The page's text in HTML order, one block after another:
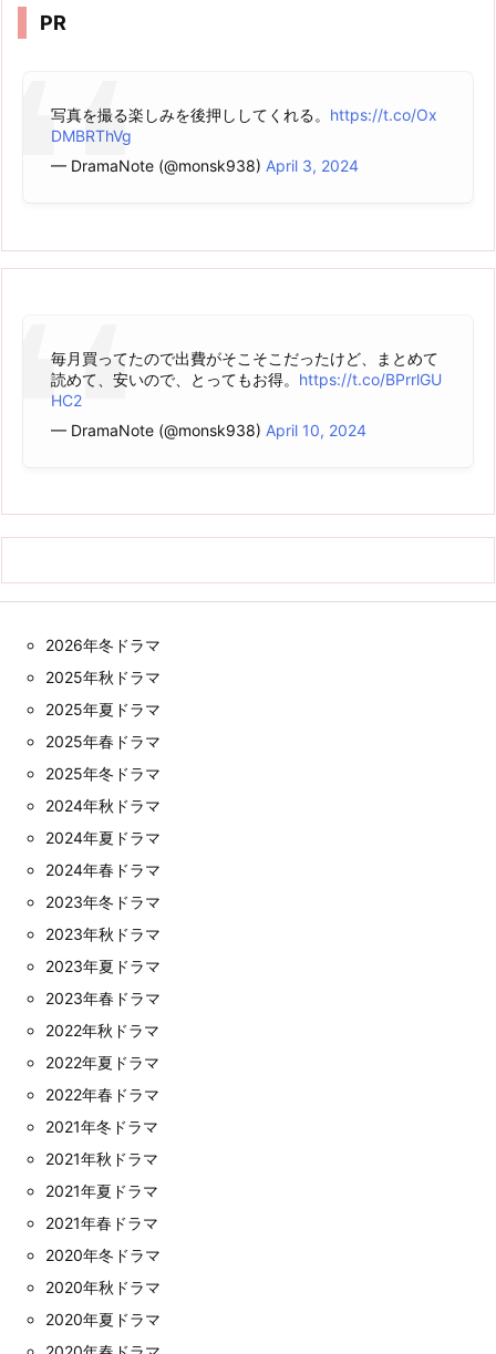
PR
写真を撮る楽しみを後押ししてくれる。 https://t.co/Ox
DMBRThVg
— DramaNote (@monsk938) April 3, 2024
毎月買ってたので出費がそこそこだったけど、まとめて
読めて、安いので、とってもお得。 https://t.co/BPrrlGU
HC2
— DramaNote (@monsk938) April 10, 2024
2026年冬ドラマ
2025年秋ドラマ
2025年夏ドラマ
2025年春ドラマ
2025年冬ドラマ
2024年秋ドラマ
2024年夏ドラマ
2024年春ドラマ
2023年冬ドラマ
2023年秋ドラマ
2023年夏ドラマ
2023年春ドラマ
2022年秋ドラマ
2022年夏ドラマ
2022年春ドラマ
2021年冬ドラマ
2021年秋ドラマ
2021年夏ドラマ
2021年春ドラマ
2020年冬ドラマ
2020年秋ドラマ
2020年夏ドラマ